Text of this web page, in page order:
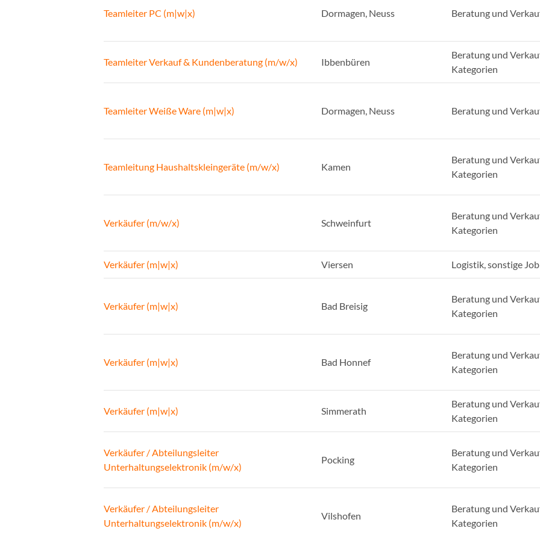
Teamleiter PC (m|w|x) Dormagen, Neuss Beratung und
Teamleiter Verkauf & Kundenberatung (m/w/x) Ibbenbüren
Beratung und
Kategorien
Teamleiter Weiße Ware (m|w|x) Dormagen, Neuss Beratung und
Teamleitung Haushaltskleingeräte (m/w/x) Kamen
Beratung und
Kategorien
Verkäufer (m/w/x) Schweinfurt
Beratung und
Kategorien
Verkäufer (m|w|x) Viersen Logistik, sonstige
Verkäufer (m|w|x) Bad Breisig
Beratung und
Kategorien
Verkäufer (m|w|x) Bad Honnef
Beratung und
Kategorien
Verkäufer (m|w|x) Simmerath
Beratung und
Kategorien
Verkäufer / Abteilungsleiter
Unterhaltungselektronik (m/w/x)
Pocking
Beratung und
Kategorien
Verkäufer / Abteilungsleiter
Unterhaltungselektronik (m/w/x)
Vilshofen
Beratung und
Kategorien